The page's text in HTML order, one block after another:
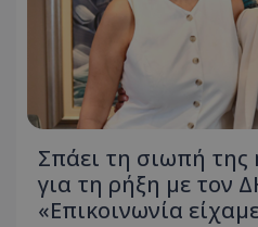
Σπάει τη σιωπή
για τη ρήξη με τον
«Επικοινωνία
Τα απολύτως απαραίτητα
βασικές λειτουργίες του
σύνδεση χρήστη και τη
Ο ιστότοπος δεν μπορεί να
χωρίς τα απολύτως
Ονοματεπώνυμο